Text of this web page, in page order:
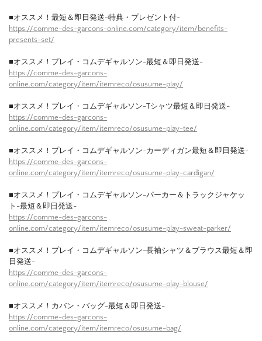
■オススメ！最短＆即日発送-特典・プレゼント付-
https://comme-des-garcons-online.com/category/item/benefits-
presents-set/
■オススメ！プレイ・コムデギャルソン-最短＆即日発送-
https://comme-des-garcons-
online.com/category/item/itemreco/osusume-play/
■オススメ！プレイ・コムデギャルソン-Tシャツ最短＆即日発送-
https://comme-des-garcons-
online.com/category/item/itemreco/osusume-play-tee/
■オススメ！プレイ・コムデギャルソン-カーディガン最短＆即日発送-
https://comme-des-garcons-
online.com/category/item/itemreco/osusume-play-cardigan/
■オススメ！プレイ・コムデギャルソン-パーカー＆トラックジャケッ
ト-最短＆即日発送-
https://comme-des-garcons-
online.com/category/item/itemreco/osusume-play-sweat-parker/
■オススメ！プレイ・コムデギャルソン-長袖シャツ＆ブラウス最短＆即
日発送-
https://comme-des-garcons-
online.com/category/item/itemreco/osusume-play-blouse/
■オススメ！カバン・バッグ-最短＆即日発送-
https://comme-des-garcons-
online.com/category/item/itemreco/osusume-bag/